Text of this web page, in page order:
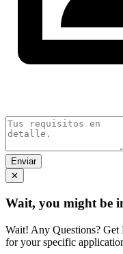
Enviar
✕
Wait, you might be
Wait! Any Questions? Get
for your specific